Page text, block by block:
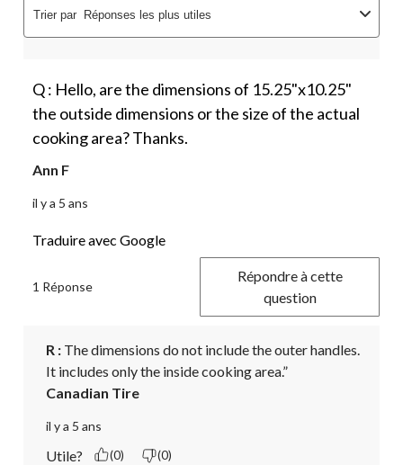
Trier par Réponses les plus utiles
Q : Hello, are the dimensions of 15.25"x10.25"
the outside dimensions or the size of the actual
cooking area? Thanks.
Ann F
il y a 5 ans
Traduire avec Google
1 Réponse
Répondre à cette
question
R : The dimensions do not include the outer handles.
It includes only the inside cooking area.”
Canadian Tire
il y a 5 ans
Utile? (0) (0)